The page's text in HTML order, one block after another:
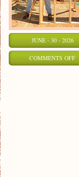
JUNE - 30 - 2026
COMMENTS OFFON